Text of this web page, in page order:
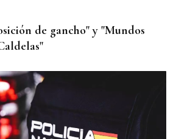
de gancho" y "Mundos